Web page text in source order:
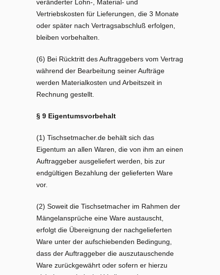
veränderter Lohn-, Material- und
Vertriebskosten für Lieferungen, die 3 Monate
oder später nach Vertragsabschluß erfolgen,
bleiben vorbehalten.
(6) Bei Rücktritt des Auftraggebers vom Vertrag
während der Bearbeitung seiner Aufträge
werden Materialkosten und Arbeitszeit in
Rechnung gestellt.
§ 9 Eigentumsvorbehalt
(1) Tischsetmacher.de behält sich das
Eigentum an allen Waren, die von ihm an einen
Auftraggeber ausgeliefert werden, bis zur
endgültigen Bezahlung der gelieferten Ware
vor.
(2) Soweit die Tischsetmacher im Rahmen der
Mängelansprüche eine Ware austauscht,
erfolgt die Übereignung der nachgelieferten
Ware unter der aufschiebenden Bedingung,
dass der Auftraggeber die auszutauschende
Ware zurückgewährt oder sofern er hierzu